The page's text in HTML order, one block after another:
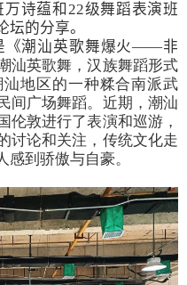
诗蕴和 22级舞蹈表演班
的分享。
《潮汕英歌舞爆火——非
汕英歌舞，汉族舞蹈形式
地区的一种糅合南派武
间广场舞蹈。近期， 潮汕
伦敦进行了表演和巡游，
讨论和关注，传统文化走
到骄傲与自豪。